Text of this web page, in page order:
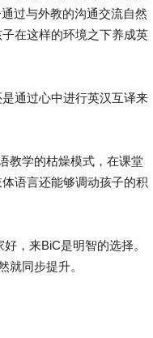
过与外教的沟通交流自然
在这样的环境之下养成英
通过心中进行英汉互译来
学的枯燥模式，在课堂
语言还能够调动孩子的积
，来BiC是明智的选择。
就同步提升。